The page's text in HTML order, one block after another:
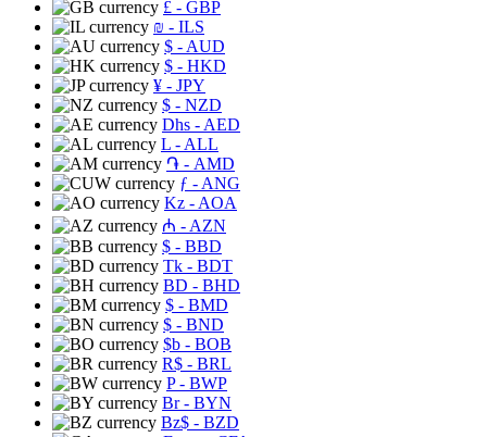
£ - GBP
₪ - ILS
$ - AUD
$ - HKD
¥ - JPY
$ - NZD
Dhs - AED
L - ALL
֏ - AMD
ƒ - ANG
Kz - AOA
₼ - AZN
$ - BBD
Tk - BDT
BD - BHD
$ - BMD
$ - BND
$b - BOB
R$ - BRL
P- BWP
Br- BYN
Bz$ - BZD